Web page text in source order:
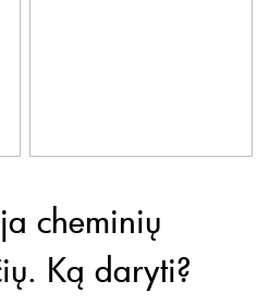
cheminių
Ką daryti?